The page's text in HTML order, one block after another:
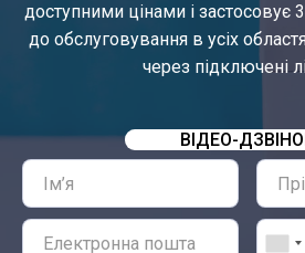
доступними цінами і застосовує
до обслуговування в усіх
через підключені
ВІДЕО-